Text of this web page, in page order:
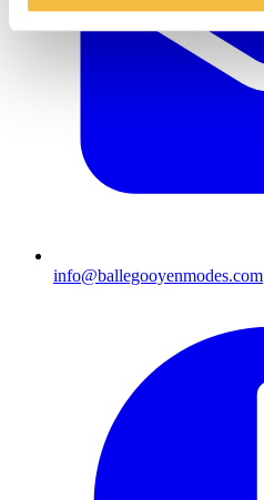
info@ballegooyenmodes.com